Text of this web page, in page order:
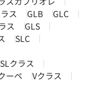
ス GLB
GLC
ス
GLS
SLC
SLクラス
ーペ Vクラス